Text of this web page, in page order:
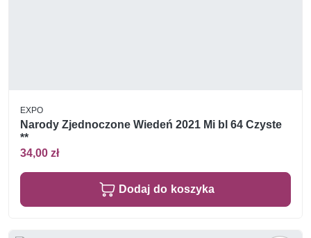
EXPO
Narody Zjednoczone Wiedeń 2021 Mi bl 64 Czyste
**
34,00 zł
Dodaj do koszyka